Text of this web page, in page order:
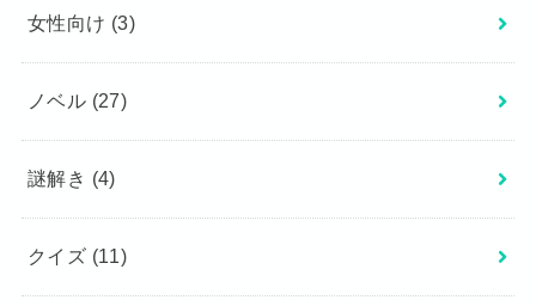
女性向け (3)
ノベル (27)
謎解き (4)
クイズ (11)